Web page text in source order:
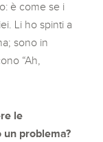
è come se i
Li ho spinti a
sono in
“Ah,
le
problema?